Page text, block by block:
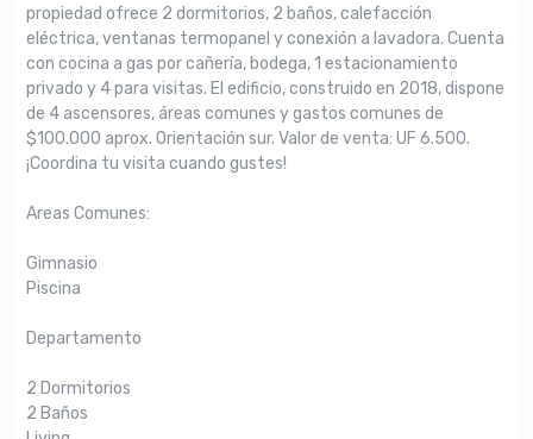
propiedad ofrece 2 dormitorios, 2 baños, calefacción
eléctrica, ventanas termopanel y conexión a lavadora. Cuenta
con cocina a gas por cañería, bodega, 1 estacionamiento
privado y 4 para visitas. El edificio, construido en 2018, dispone
de 4 ascensores, áreas comunes y gastos comunes de
$100.000 aprox. Orientación sur. Valor de venta: UF 6.500.
¡Coordina tu visita cuando gustes!
Areas Comunes:
Gimnasio
Piscina
Departamento
2 Dormitorios
2 Baños